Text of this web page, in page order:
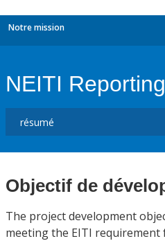
Notre mission
NEITI
Objectif de
The project development
meeting the EITI requirement